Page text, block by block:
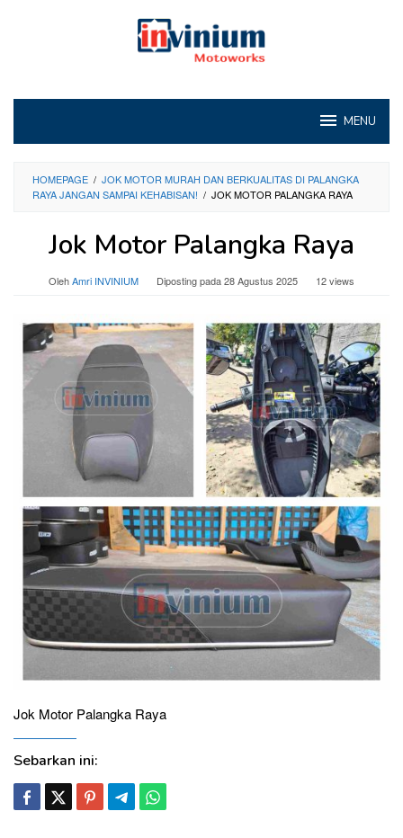
MENU
HOMEPAGE / JOK MOTOR MURAH DAN BERKUALITAS DI PALANGKA
RAYA JANGAN SAMPAI KEHABISAN! / JOK MOTOR PALANGKA RAYA
Jok Motor Palangka Raya
OlehAmri INVINIUM Diposting pada28 Agustus 2025 12 views
Jok Motor Palangka Raya
Sebarkan ini: